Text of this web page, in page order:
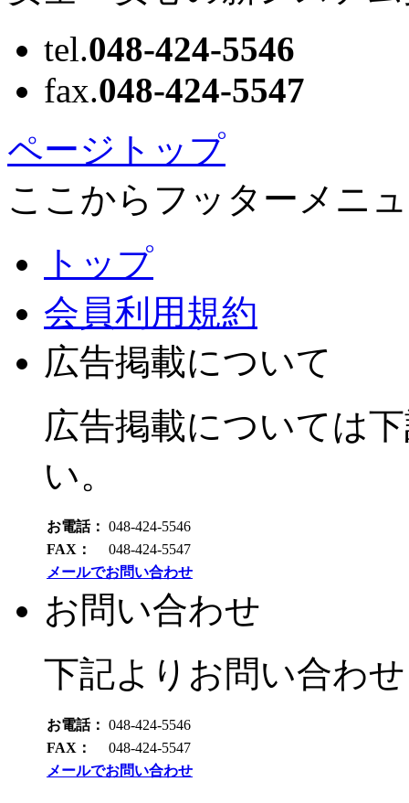
tel.048-424-5546
fax.048-424-5547
ページトップ
ここからフッターメニ
トップ
会員利用規約
広告掲載について
広告掲載については
い。
お電話： 048-424-5546
FAX：
048-424-5547
メールでお問い合わせ
お問い合わせ
下記よりお問い合わ
お電話： 048-424-5546
FAX：
048-424-5547
メールでお問い合わせ